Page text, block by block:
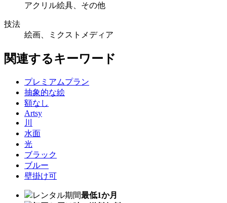
アクリル絵具、その他
技法
絵画、ミクストメディア
関連するキーワード
プレミアムプラン
抽象的な絵
額なし
Artsy
川
水面
光
ブラック
ブルー
壁掛け可
レンタル期間最低1か月